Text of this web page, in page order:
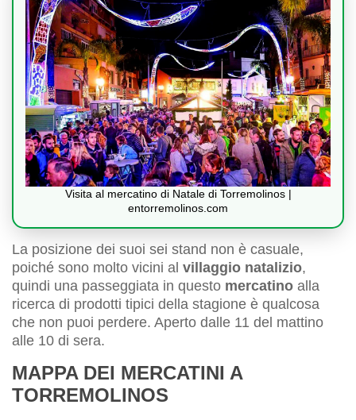
Visita al mercatino di Natale di Torremolinos |
entorremolinos.com
La posizione dei suoi sei stand non è casuale,
poiché sono molto vicini al villaggio natalizio,
quindi una passeggiata in questo mercatino alla
ricerca di prodotti tipici della stagione è qualcosa
che non puoi perdere. Aperto dalle 11 del mattino
alle 10 di sera.
MAPPA DEI MERCATINI A
TORREMOLINOS